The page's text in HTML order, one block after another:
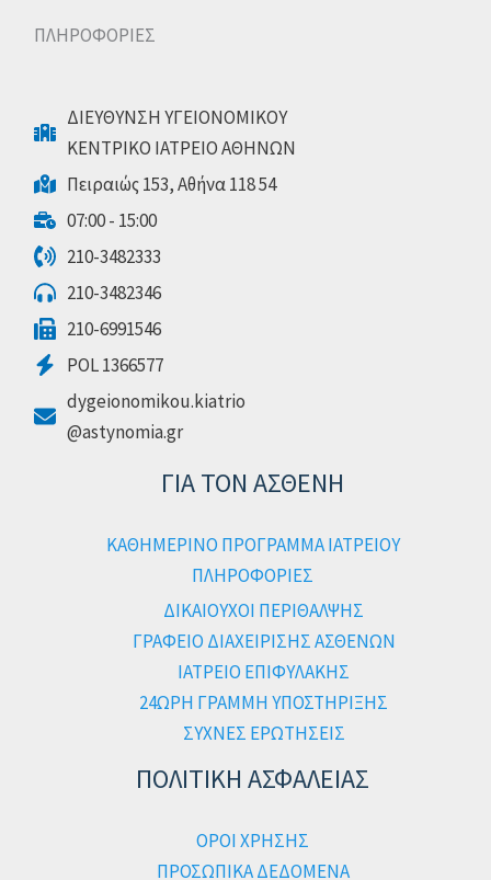
ΠΛΗΡΟΦΟΡΙΕΣ
ΔΙΕΥΘΥΝΣΗ ΥΓΕΙΟΝΟΜΙΚΟΥ
ΚΕΝΤΡΙΚΟ ΙΑΤΡΕΙΟ ΑΘΗΝΩΝ
Πειραιώς 153, Αθήνα 118 54
07:00 - 15:00
210-3482333
210-3482346
210-6991546
POL 1366577
dygeionomikou.kiatrio
@astynomia.gr
ΓΙΑ ΤΟΝ ΑΣΘΕΝΗ
ΚΑΘΗΜΕΡΙΝΟ ΠΡΟΓΡΑΜΜΑ ΙΑΤΡΕΙΟΥ
ΠΛΗΡΟΦΟΡΙΕΣ
ΔΙΚΑΙΟΥΧΟΙ ΠΕΡΙΘΑΛΨΗΣ
ΓΡΑΦΕΙΟ ΔΙΑΧΕΙΡΙΣΗΣ ΑΣΘΕΝΩΝ
ΙΑΤΡΕΙΟ ΕΠΙΦΥΛΑΚΗΣ
24ΩΡΗ ΓΡΑΜΜΗ ΥΠΟΣΤΗΡΙΞΗΣ
ΣΥΧΝΕΣ ΕΡΩΤΗΣΕΙΣ
ΠΟΛΙΤΙΚΗ ΑΣΦΑΛΕΙΑΣ
ΟΡΟΙ ΧΡΗΣΗΣ
ΠΡΟΣΩΠΙΚΑ ΔΕΔΟΜΕΝΑ